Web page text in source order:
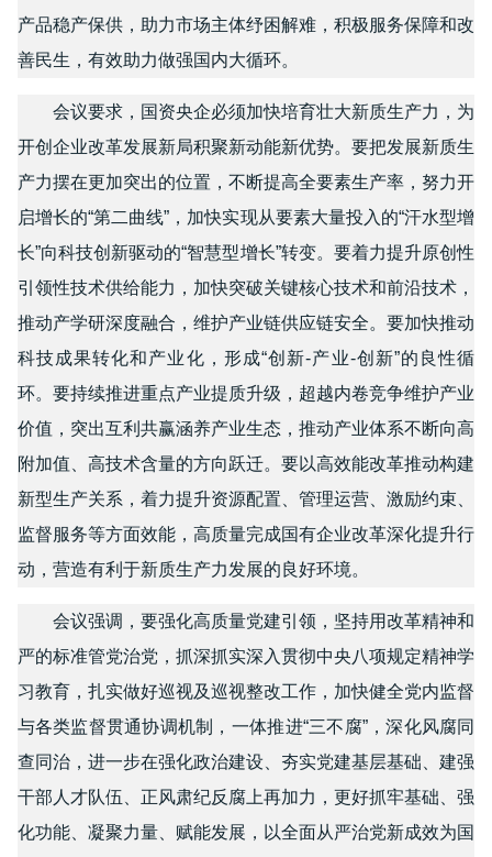
产品稳产保供，助力市场主体纾困解难，积极服务保障和改
善民生，有效助力做强国内大循环。
会议要求，国资央企必须加快培育壮大新质生产力，为
开创企业改革发展新局积聚新动能新优势。要把发展新质生
产力摆在更加突出的位置，不断提高全要素生产率，努力开
启增长的“第二曲线”，加快实现从要素大量投入的“汗水型增
长”向科技创新驱动的“智慧型增长”转变。要着力提升原创性
引领性技术供给能力，加快突破关键核心技术和前沿技术，
推动产学研深度融合，维护产业链供应链安全。要加快推动
科技成果转化和产业化，形成“创新-产业-创新”的良性循
环。要持续推进重点产业提质升级，超越内卷竞争维护产业
价值，突出互利共赢涵养产业生态，推动产业体系不断向高
附加值、高技术含量的方向跃迁。要以高效能改革推动构建
新型生产关系，着力提升资源配置、管理运营、激励约束、
监督服务等方面效能，高质量完成国有企业改革深化提升行
动，营造有利于新质生产力发展的良好环境。
会议强调，要强化高质量党建引领，坚持用改革精神和
严的标准管党治党，抓深抓实深入贯彻中央八项规定精神学
习教育，扎实做好巡视及巡视整改工作，加快健全党内监督
与各类监督贯通协调机制，一体推进“三不腐”，深化风腐同
查同治，进一步在强化政治建设、夯实党建基层基础、建强
干部人才队伍、正风肃纪反腐上再加力，更好抓牢基础、强
化功能、凝聚力量、赋能发展，以全面从严治党新成效为国